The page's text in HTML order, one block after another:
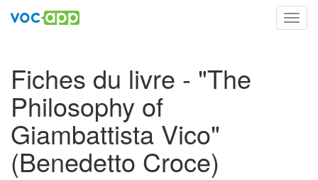
Fiches du livre - "The
Philosophy of
Giambattista Vico"
(Benedetto Croce)